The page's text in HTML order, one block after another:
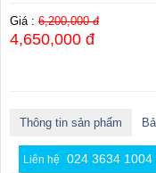
Giá : 6,200,000 đ
4,650,000 đ
Thông tin sản phẩm
Liên hệ 024 3634